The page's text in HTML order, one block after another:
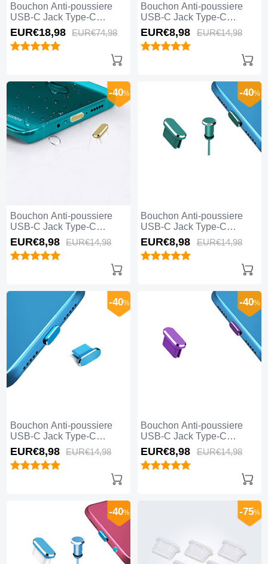
Bouchon Anti-poussiere
USB-C Jack Type-C
Universel 5PCS H02 pour
Apple iPhone 15 Plus Noir
EUR€18,98 EUR€74,98
Bouchon Anti-poussiere
USB-C Jack Type-C
Universel H17 pour Apple
iPhone 15 Plus Bleu
EUR€8,98 EUR€14,98
Bouchon Anti-poussiere
USB-C Jack Type-C
Universel H16 pour Apple
iPhone 15 Plus Or
-40%
EUR€8,98 EUR€14,98
Bouchon Anti-poussiere
USB-C Jack Type-C
Universel H15 pour Apple
iPhone 15 Plus Vert
-40%
EUR€8,98 EUR€14,98
Bouchon Anti-poussiere
USB-C Jack Type-C
Universel H14 pour Apple
iPhone 15 Plus Bleu
-40%
EUR€8,98 EUR€14,98
Bouchon Anti-poussiere
USB-C Jack Type-C
Universel H13 pour Apple
iPhone 15 Plus Violet
-40%
EUR€8,98 EUR€14,98
-40% -75%